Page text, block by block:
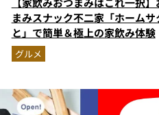
まみスナック不二家「ホームサ
と」で簡単＆極上の家飲み体験
グルメ